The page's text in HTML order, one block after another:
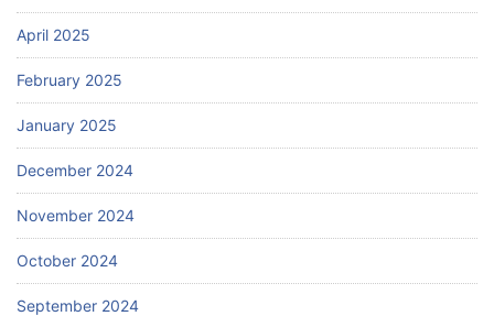
April 2025
February 2025
January 2025
December 2024
November 2024
October 2024
September 2024